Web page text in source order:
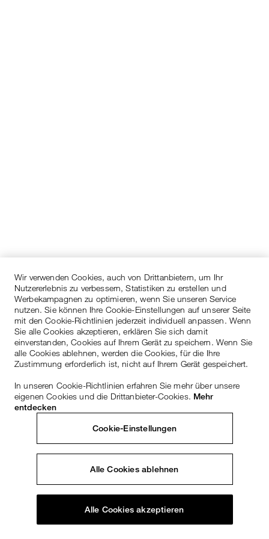
Wir verwenden Cookies, auch von Drittanbietern, um Ihr
Nutzererlebnis zu verbessern, Statistiken zu erstellen und
Werbekampagnen zu optimieren, wenn Sie unseren Service
nutzen. Sie können Ihre Cookie-Einstellungen auf unserer Seite
mit den Cookie-Richtlinien jederzeit individuell anpassen. Wenn
Sie alle Cookies akzeptieren, erklären Sie sich damit
einverstanden, Cookies auf Ihrem Gerät zu speichern. Wenn Sie
alle Cookies ablehnen, werden die Cookies, für die Ihre
Zustimmung erforderlich ist, nicht auf Ihrem Gerät gespeichert.
In unseren Cookie-Richtlinien erfahren Sie mehr über unsere
eigenen Cookies und die Drittanbieter-Cookies. Mehr
entdecken
Cookie-Einstellungen
Alle Cookies ablehnen
Alle Cookies akzeptieren